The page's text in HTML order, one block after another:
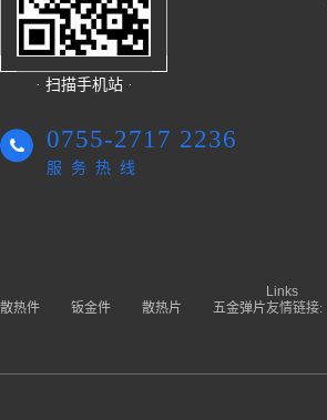
· 扫描手机站 ·
0755-2717 2236
服务热线
Links
友情链接:
散热件 钣金件 散热片 五金弹片